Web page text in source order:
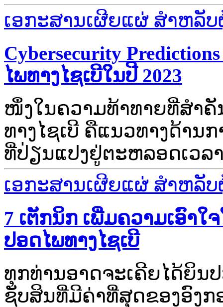
ເອກະສານເຜີຍແຜ່ ສຳຫລັ
Cybersecurity
ໄພທາງໄຊເບີໃນປີ 2023
ໜຶ່ງ​ໃນ​ຄວາມ​ທ້າ​ທາຍ​ທີ່​ສຳ
ທາງ​ໄຊ​ເບີ​​ ຄື​ແນວ​ທາງ​ດ້ານ​
ທີ່​ປ່ຽນ​ແປງ​ຢູ່ຕະຫລອດ​ເວລ
ເອກະສານເຜີຍແຜ່ ສຳຫລັ
7 ເຕັກນິກ ເພີ່ມຄວາມເອົາ
ປອດໄພທາງໄຊເບີ
ທຸກທ່ານອາດຈະເຄີຍໄດ້ຍິນ
ຊັບສິນທີ່ມີຄ່າທີ່ສຸດຂອງອົງກ